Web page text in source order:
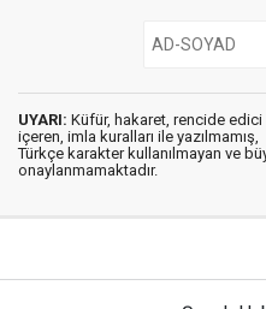
UYARI: Küfür, hakaret, rencide edici
içeren, imla kuralları ile yazılmamış,
Türkçe karakter kullanılmayan ve
onaylanmamaktadır.